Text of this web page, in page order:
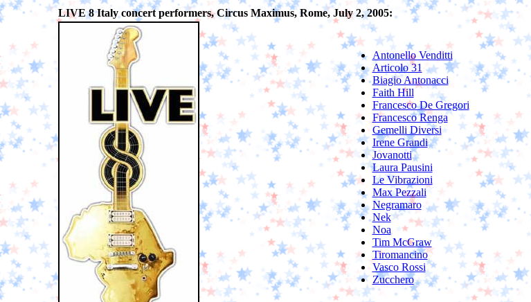
LIVE 8 Italy concert performers, Circus Maximus, Rome, July 2, 2005:
Antonello Venditti
Articolo 31
Biagio Antonacci
Faith Hill
Francesco De Gregori
Francesco Renga
Gemelli Diversi
Irene Grandi
Jovanotti
Laura Pausini
Le Vibrazioni
Max Pezzali
Negramaro
Nek
Noa
Tim McGraw
Tiromancino
Vasco Rossi
Zucchero